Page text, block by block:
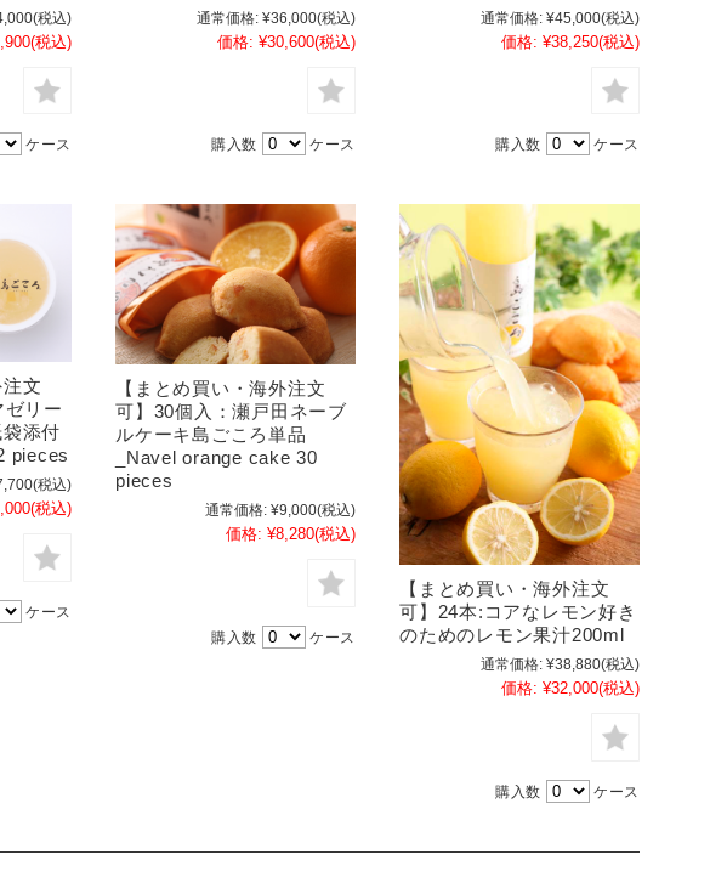
(税込)
(税込)
ケース
通常価格: ¥36,000(税込)
価格: ¥30,600(税込)
購入数 ケース
通常価格: ¥45,000(税込)
価格: ¥38,250(税込)
購入数 ケース
注文
リー
袋添付
pieces
(税込)
(税込)
ケース
【まとめ買い・海外注文
可】30個入：瀬戸田ネーブ
ルケーキ島ごころ単品
_Navel orange cake 30
pieces
通常価格: ¥9,000(税込)
価格: ¥8,280(税込)
購入数 ケース
【まとめ買い・海外注文
可】24本:コアなレモン好き
のためのレモン果汁200ml
通常価格: ¥38,880(税込)
価格: ¥32,000(税込)
購入数 ケース